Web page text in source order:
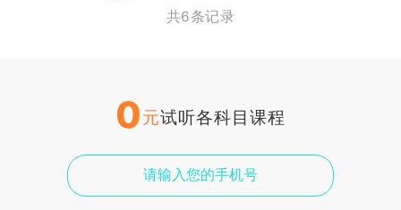
共6条记录
0元试听各科目课程